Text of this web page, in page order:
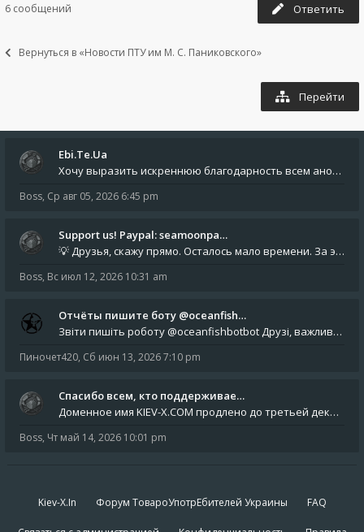
6 сообщений Ответить
Вернуться в «Новости ПТУ им М. С. Паниковского»
Перейти
Ebi.Te.Ua
Хочу выразить искреннюю благодарность всем анонимным пользователям, которые поддержали наше сообщество финансово. Благод
Boss, Ср авг 05, 2026 6:45 pm
Support us! Paypal: seamoonpa…
💡 Друзья, скажу прямо. Осталось мало времени. За это время нам нужно закрыть последние обязательные расходы: около 500
Boss, Вс июл 12, 2026 10:31 am
Отчёты пишите боту @oceanfish…
Звіти пишіть роботу @oceanfishbotbot Друзі, важливе повідомлення для учасників форума. Основне звернення опублікован
Пиночет420, Сб июн 13, 2026 7:10 pm
Спасибо всем, кто поддерживае…
Доменное имя KIEV-X.COM продлено до третьей декады августа 2027 года! Спасибо всем анонимным пользователям, которые по
Boss, Чт май 14, 2026 10:01 pm
Kiev-X.In Форум ТовароУпотрЕбителей Украины FAQ